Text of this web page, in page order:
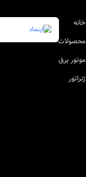
خانه
محصولات
موتور برق
ژنراتور